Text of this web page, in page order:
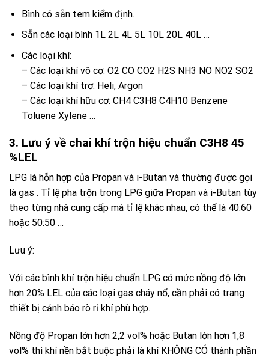
Bình có sẵn tem kiểm định.
Sẵn các loại bình 1L 2L 4L 5L 10L 20L 40L …
Các loại khí:
– Các loại khí vô cơ: O2 CO CO2 H2S NH3 NO NO2 SO2
– Các loại khí trơ: Heli, Argon
– Các loại khí hữu cơ: CH4 C3H8 C4H10 Benzene
Toluene Xylene …
3. Lưu ý về chai khí trộn hiệu chuẩn C3H8 45
%LEL
LPG là hỗn hợp của Propan và i-Butan và thường được gọi
là gas . Tỉ lệ pha trộn trong LPG giữa Propan và i-Butan tùy
theo từng nhà cung cấp mà tỉ lệ khác nhau, có thể là 40:60
hoặc 50:50 …
Lưu ý:
Với các bình khí trộn hiệu chuẩn LPG có mức nồng độ lớn
hơn 20% LEL của các loại gas cháy nổ, cần phải có trang
thiết bị cảnh báo rò rỉ khí phù hợp.
Nồng độ Propan lớn hơn 2,2 vol% hoặc Butan lớn hơn 1,8
vol% thì khí nền bắt buộc phải là khí KHÔNG CÓ thành phần